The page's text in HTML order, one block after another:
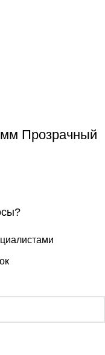
Прозрачный